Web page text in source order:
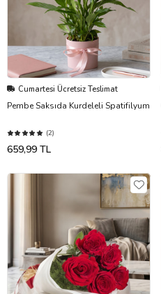
Cumartesi Ücretsiz Teslimat
Pembe Saksıda Kurdeleli Spatifilyum
(2)
659,99 TL